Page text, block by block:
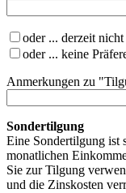
oder ... derzeit
oder ... keine
Anmerkungen zu
Sondertilgung
Eine Sondertilgung ist
monatlichen
Sie zur Tilgung
und die Zinskosten